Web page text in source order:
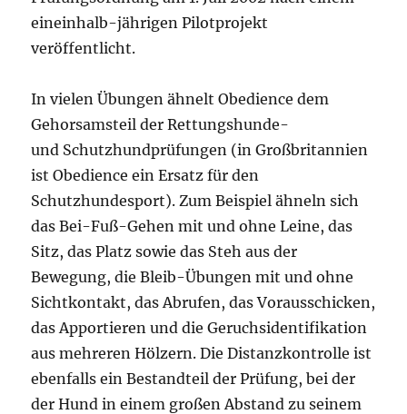
eineinhalb-jährigen Pilotprojekt
veröffentlicht.
In vielen Übungen ähnelt Obedience dem
Gehorsamsteil der Rettungshunde-
und Schutzhundprüfungen (in Großbritannien
ist Obedience ein Ersatz für den
Schutzhundesport). Zum Beispiel ähneln sich
das Bei-Fuß-Gehen mit und ohne Leine, das
Sitz, das Platz sowie das Steh aus der
Bewegung, die Bleib-Übungen mit und ohne
Sichtkontakt, das Abrufen, das Vorausschicken,
das Apportieren und die Geruchsidentifikation
aus mehreren Hölzern. Die Distanzkontrolle ist
ebenfalls ein Bestandteil der Prüfung, bei der
der Hund in einem großen Abstand zu seinem